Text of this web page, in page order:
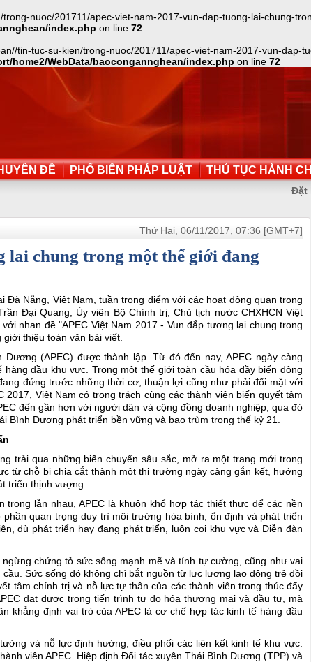
nuoc/201711/apec-viet-nam-2017-vun-dap-tuong-lai-chung-
index.php on line 72
tin-tuc-su-kien/trong-nuoc/201711/apec-viet-nam-2017-vun-dap-
home2/WebData/baocongannghean/index.php on line 72
ĐỀ PHỔ BIẾN PHÁP LUẬT THỦ TỤC HÀNH
Đặt
Thứ Hai, 06/11/2017, 07:36 [GMT+7]
lai chung trong một thế giới đang
Đà Nẵng, Việt Nam, tuần trọng điểm với các hoạt động quan trọng
Đại Quang, Ủy viên Bộ Chính trị, Chủ tịch nước CHXHCN Việt
nhan đề "APEC Việt Nam 2017 - Vun đắp tương lai chung trong
thiệu toàn văn bài viết.
(APEC) được thành lập. Từ đó đến nay, APEC ngày càng
đầu khu vực. Trong một thế giới toàn cầu hóa đầy biến động
đứng trước những thời cơ, thuận lợi cũng như phải đối mặt với
Việt Nam có trọng trách cùng các thành viên biến quyết tâm
đến gần hơn với người dân và cộng đồng doanh nghiệp, qua đó
Dương phát triển bền vững và bao trùm trong thế kỷ 21.
trải qua những biến chuyển sâu sắc, mở ra một trang mới trong
từ chỗ bị chia cắt thành một thị trường ngày càng gắn kết, hướng
triển thịnh vượng.
lẫn nhau, APEC là khuôn khổ hợp tác thiết thực để các nền
quan trọng duy trì môi trường hòa bình, ổn định và phát triển
dù phát triển hay đang phát triển, luôn coi khu vực và Diễn đàn
chứng tỏ sức sống mạnh mẽ và tính tự cường, cũng như vai
Sức sống đó không chỉ bắt nguồn từ lực lượng lao động trẻ dồi
tâm chính trị và nỗ lực tự thân của các thành viên trong thúc đẩy
đạt được trong tiến trình tự do hóa thương mại và đầu tư, mà
khẳng định vai trò của APEC là cơ chế hợp tác kinh tế hàng đầu
và nỗ lực định hướng, điều phối các liên kết kinh tế khu vực.
viên APEC. Hiệp định Đối tác xuyên Thái Bình Dương (TPP) và